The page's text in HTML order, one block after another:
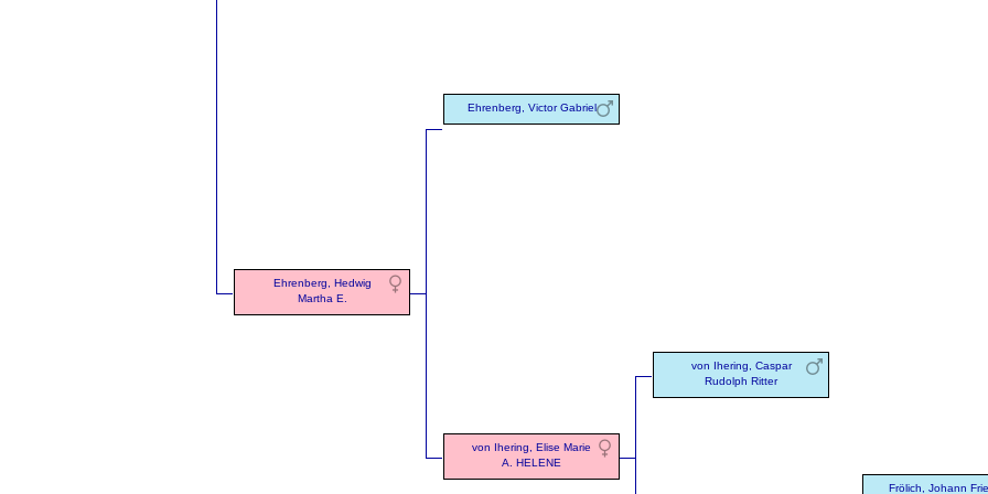
Ehrenberg, Hedwig
Martha E.
Ehrenberg, Victor Gabriel
von Ihering, Elise Marie
A. HELENE
von Ihering, Caspar
Rudolph Ritter
Frölich, Johann